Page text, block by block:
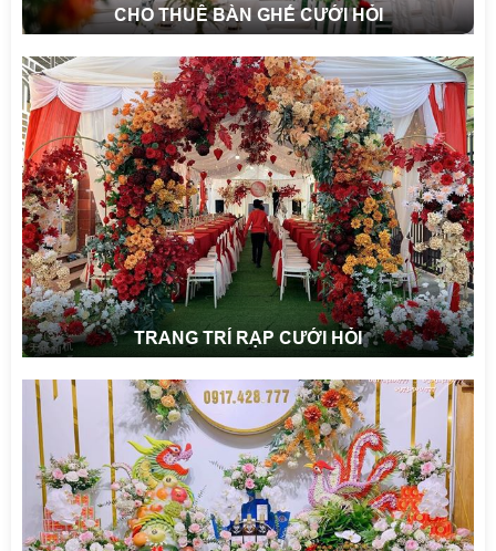
CHO THUÊ BÀN GHẾ CƯỚI HỎI
TRANG TRÍ RẠP CƯỚI HỎI